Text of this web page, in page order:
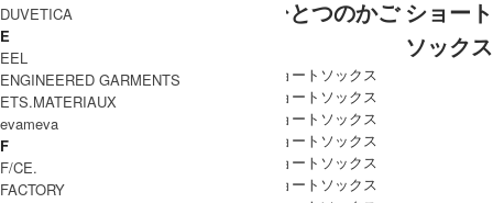
meri ja kuu (メリヤクー) ひとつのかご ショート
ソックス
DUVETICA
E
EEL
ENGINEERED GARMENTS
ETS.MATERIAUX
evameva
F
F/CE.
FACTORY